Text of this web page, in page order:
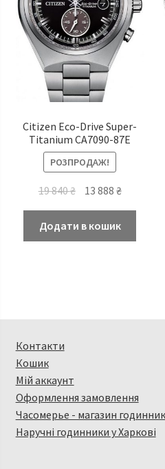
Citizen Eco-Drive Super-
Titanium CA7090-87E
РОЗПРОДАЖ!
19 840₴ Оригінальна
19
840 ₴.
13 888 ₴Поточна
13
888 ₴.
Додати в кошик
Контакти
Кошик
Мій аккаунт
Оформлення замовлення
Часомерье - магазин
Наручні годинники у Харкові